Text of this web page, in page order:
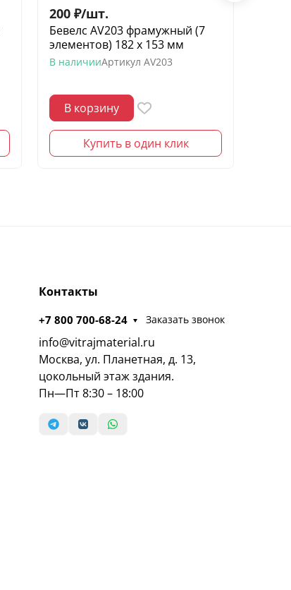
200 ₽/шт.
Бевелс AV203 фрамужный (7
элементов) 182 х 153 мм
В наличииАртикул AV203
В корзину
Купить в один клик
Контакты
+7 800 700-68-24 Заказать звонок
info@vitrajmaterial.ru
Москва, ул. Планетная, д. 13,
цокольный этаж здания.
Пн—Пт 8:30 – 18:00